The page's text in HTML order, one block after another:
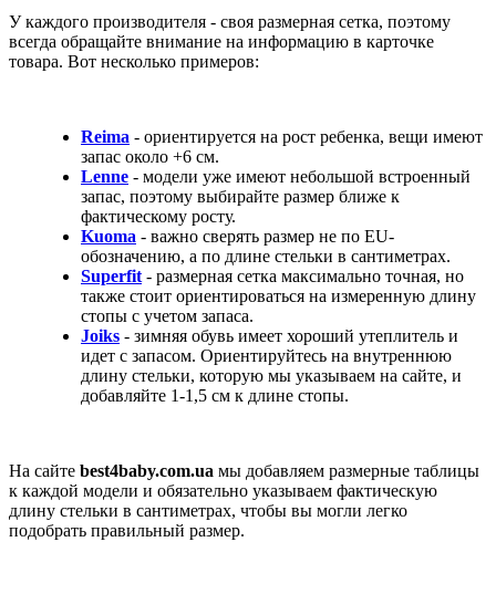
У каждого производителя - своя размерная сетка, поэтому
всегда обращайте внимание на информацию в карточке
товара. Вот несколько примеров:
Reima - ориентируется на рост ребенка, вещи имеют
запас около +6 см.
Lenne - модели уже имеют небольшой встроенный
запас, поэтому выбирайте размер ближе к
фактическому росту.
Kuoma - важно сверять размер не по EU-
обозначению, а по длине стельки в сантиметрах.
Superfit - размерная сетка максимально точная, но
также стоит ориентироваться на измеренную длину
стопы с учетом запаса.
Joiks - зимняя обувь имеет хороший утеплитель и
идет с запасом. Ориентируйтесь на внутреннюю
длину стельки, которую мы указываем на сайте, и
добавляйте 1-1,5 см к длине стопы.
На сайте best4baby.com.ua мы добавляем размерные таблицы
к каждой модели и обязательно указываем фактическую
длину стельки в сантиметрах, чтобы вы могли легко
подобрать правильный размер.